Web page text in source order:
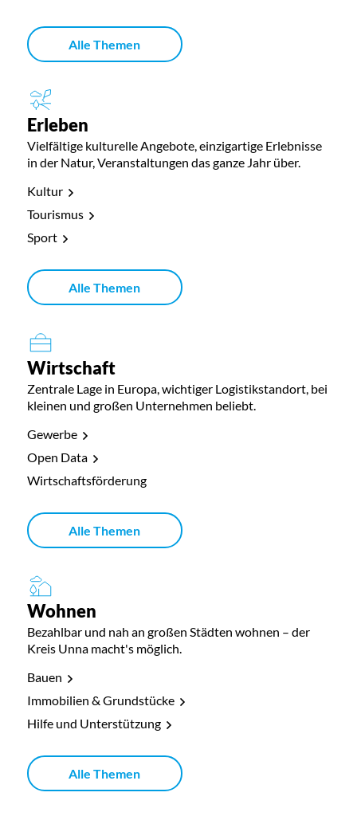
Alle Themen
Erleben
Vielfältige kulturelle Angebote, einzigartige Erlebnisse
in der Natur, Veranstaltungen das ganze Jahr über.
Kultur
Tourismus
Sport
Alle Themen
Wirtschaft
Zentrale Lage in Europa, wichtiger Logistikstandort, bei
kleinen und großen Unternehmen beliebt.
Gewerbe
Open Data
Wirtschaftsförderung
Alle Themen
Wohnen
Bezahlbar und nah an großen Städten wohnen – der
Kreis Unna macht's möglich.
Bauen
Immobilien & Grundstücke
Hilfe und Unterstützung
Alle Themen